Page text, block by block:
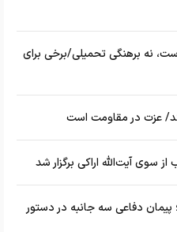
نه برهنگی تحمیلی/برخی برای
عزت در مقاومت است
سوی آیت‌الله اراکی برگزار شد
دفاعی سه جانبه در دستور